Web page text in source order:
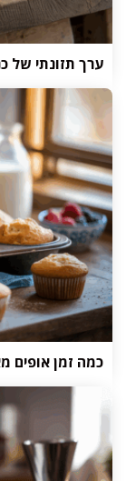
ערך תזונתי של
כמה זמן אופים